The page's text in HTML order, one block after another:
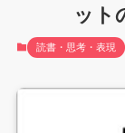
ット
読書・思考・表現